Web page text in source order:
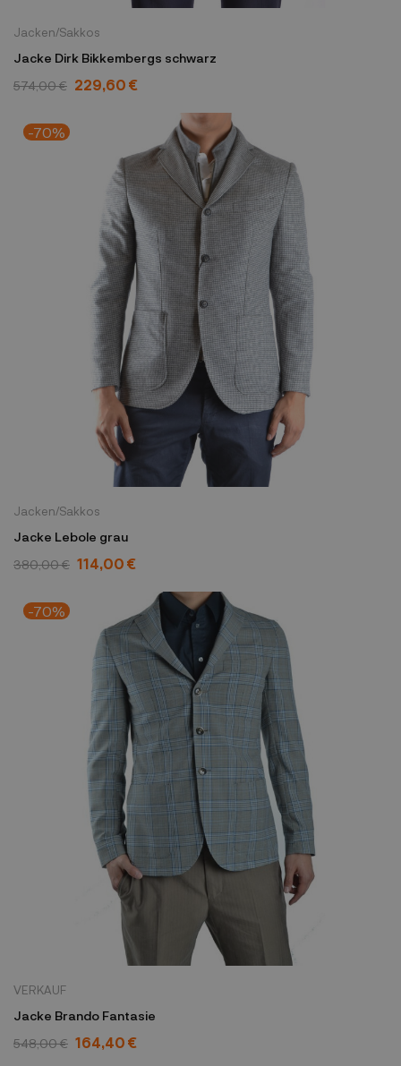
Jacken/Sakkos
Jacke Dirk Bikkembergs schwarz
574,00 € 229,60 €
-70%
Jacken/Sakkos
Jacke Lebole grau
380,00 € 114,00 €
-70%
VERKAUF
Jacke Brando Fantasie
548,00 € 164,40 €